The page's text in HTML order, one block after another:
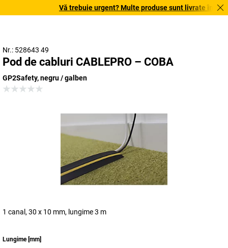
Vă trebuie urgent? Multe produse sunt livrate în
Nr.: 528643 49
Pod de cabluri CABLEPRO – COBA
GP2Safety, negru / galben
1 canal, 30 x 10 mm, lungime 3 m
Lungime[mm]